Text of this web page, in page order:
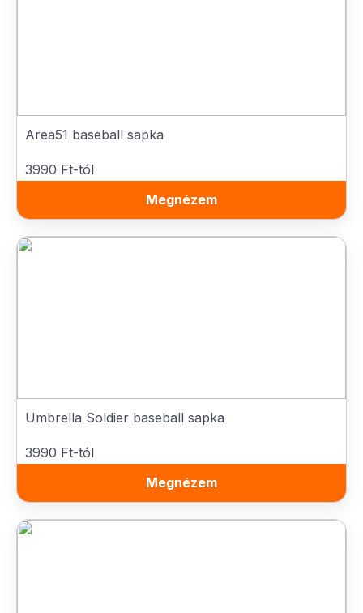
Area51 baseball sapka
3990 Ft-tól
Megnézem
Umbrella Soldier baseball sapka
3990 Ft-tól
Megnézem